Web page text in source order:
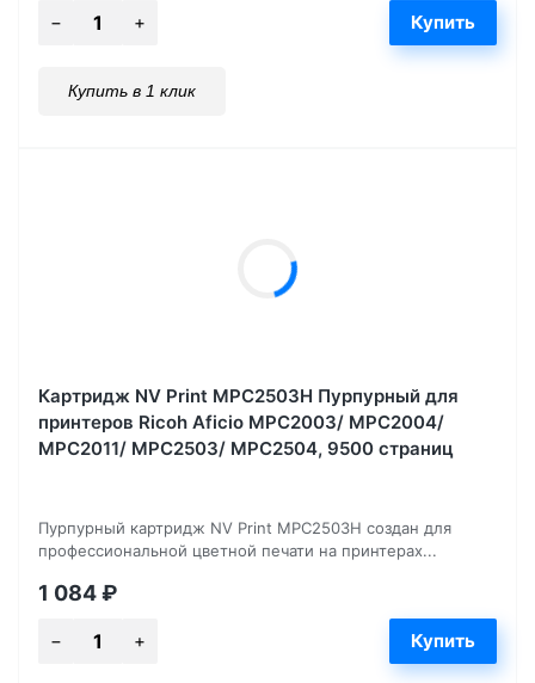
Купить в 1 клик
Картридж NV Print MPC2503H Пурпурный для
принтеров Ricoh Aficio MPC2003/ MPC2004/
MPC2011/ MPC2503/ MPC2504, 9500 страниц
Пурпурный картридж NV Print MPC2503H создан для
профессиональной цветной печати на принтерах...
1 084₽